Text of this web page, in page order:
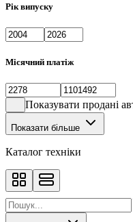
Рік випуску
Місячний платіж
Показувати продані
Показати більше
Каталог техніки